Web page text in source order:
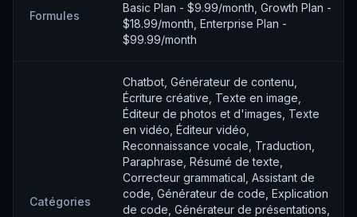
Formules
Basic Plan - $9.99/month, Growth Plan -
$18.99/month, Enterprise Plan -
$99.99/month
Catégories
Chatbot, Générateur de contenu,
Écriture créative, Texte en image,
Éditeur de photos et d'images, Texte
en vidéo, Éditeur vidéo,
Reconnaissance vocale, Traduction,
Paraphrase, Résumé de texte,
Correcteur grammatical, Assistant de
code, Générateur de code, Explication
de code, Générateur de présentations,